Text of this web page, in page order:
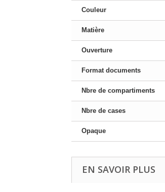
Couleur
Matière
Ouverture
Format documents
Nbre de compartiments
Nbre de cases
Opaque
EN SAVOIR PLUS